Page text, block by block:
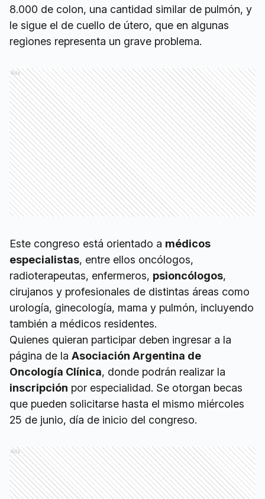
8.000 de colon, una cantidad similar de pulmón, y
le sigue el de cuello de útero, que en algunas
regiones representa un grave problema.
Ads
Este congreso está orientado a médicos
especialistas, entre ellos oncólogos,
radioterapeutas, enfermeros, psioncólogos,
cirujanos y profesionales de distintas áreas como
urología, ginecología, mama y pulmón, incluyendo
también a médicos residentes.
Quienes quieran participar deben ingresar a la
página de la Asociación Argentina de
Oncología Clínica, donde podrán realizar la
inscripción por especialidad. Se otorgan becas
que pueden solicitarse hasta el mismo miércoles
25 de junio, día de inicio del congreso.
Ads